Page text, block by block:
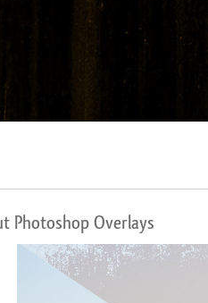
Photoshop Overlays